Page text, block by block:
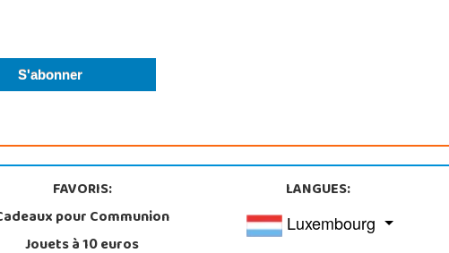
FAVORIS:
pour Communion
Jouets à 10 euros
LANGUES:
Luxembourg